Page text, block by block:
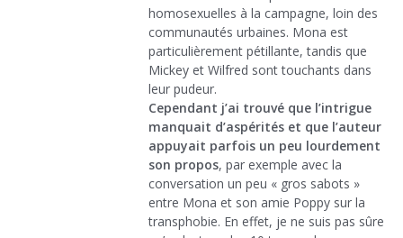
homosexuelles à la campagne, loin des
communautés urbaines. Mona est
particulièrement pétillante, tandis que
Mickey et Wilfred sont touchants dans
leur pudeur.
Cependant j’ai trouvé que l’intrigue
manquait d’aspérités et que l’auteur
appuyait parfois un peu lourdement
son propos, par exemple avec la
conversation un peu « gros sabots »
entre Mona et son amie Poppy sur la
transphobie. En effet, je ne suis pas sûre